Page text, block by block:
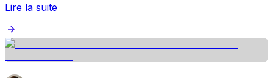
Lire la suite